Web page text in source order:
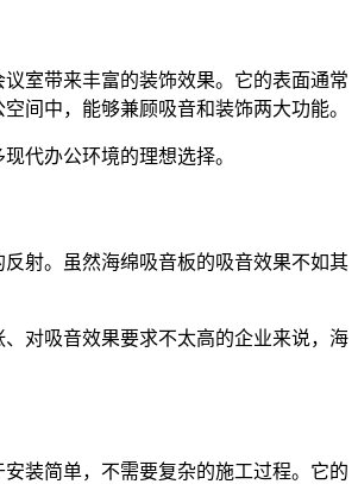
室带来丰富的装饰效果。它的表面通常
间中，能够兼顾吸音和装饰两大功能。
代办公环境的理想选择。
射。虽然海绵吸音板的吸音效果不如其
对吸音效果要求不太高的企业来说，海
装简单，不需要复杂的施工过程。它的